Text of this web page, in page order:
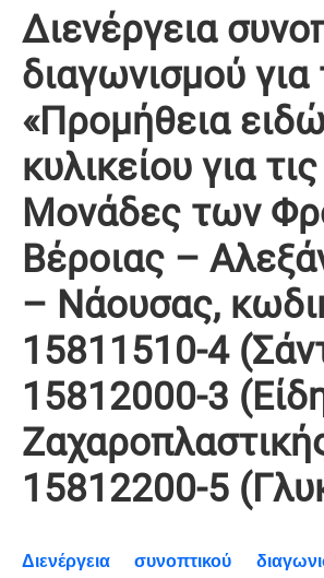
Διενέργεια
διαγωνισμού για
«Προμήθεια
κυλικείου για τις
Μονάδες των
Βέροιας –
– Νάουσας,
15811510-4
15812000-3
15812200-5
Διενέργεια συνοπτικού